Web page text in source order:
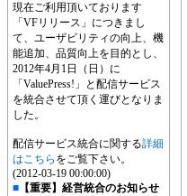
現在ご利用頂いております
「VFリリース」につきまし
て、ユーザビリティの向上、機
能追加、品質向上を目的とし、
2012年4月1日（日）に
「ValuePress!」と配信サービス
を統合させて頂く運びとなりま
した。
配信サービス統合に関する詳細
はこちら をご覧下さい。
(2012-03-19 00:00:00)
■ 【重要】経営統合のお知らせ